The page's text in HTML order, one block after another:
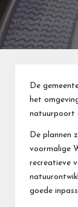
Home »Gemeente
Chaam
De
het
natuurpoort
De plannen
voormalige
recreatieve
goede